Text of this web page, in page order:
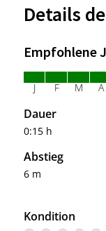
Details
Empfohlene
J F M A
Dauer
0:15 h
Abstieg
6 m
Kondition